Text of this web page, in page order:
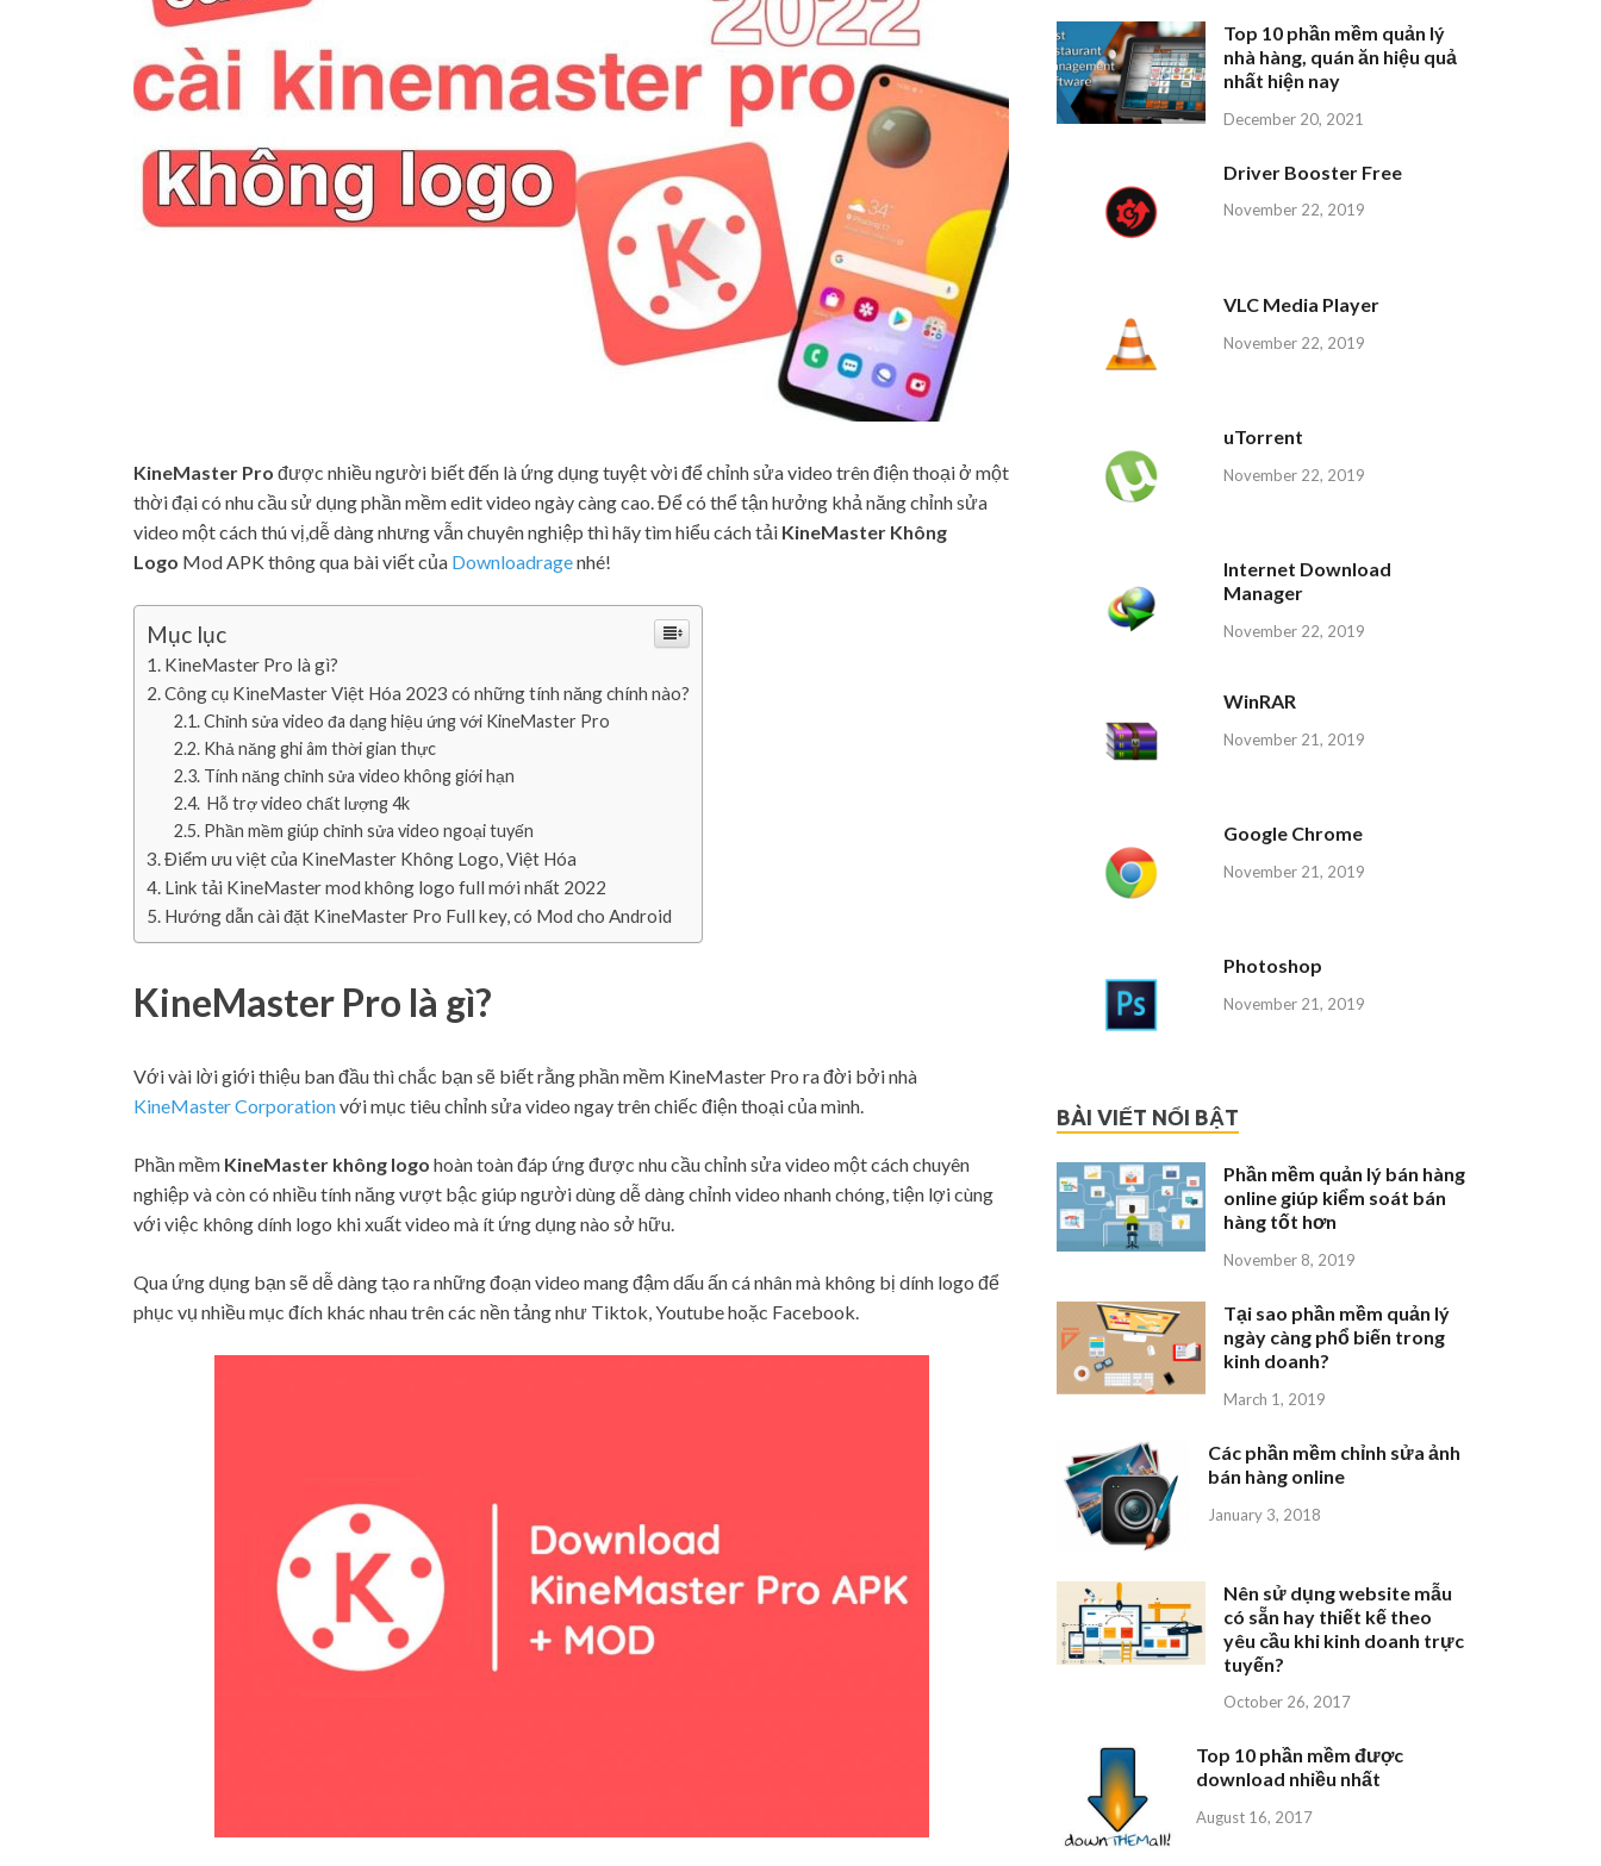
KineMaster Pro được nhiều người biết đến là ứng dụng tuyệt vời để chỉnh sửa video trên điện thoại ở một
thời đại có nhu cầu sử dụng phần mềm edit video ngày càng cao. Để có thể tận hưởng khả năng chỉnh sửa
video một cách thú vị,dễ dàng nhưng vẫn chuyên nghiệp thì hãy tìm hiểu cách tải KineMaster Không
Logo Mod APK thông qua bài viết của Downloadragenhé!
Mục lục
KineMaster Pro là gì?
Công cụ KineMaster Việt Hóa 2023 có những tính năng chính nào?
Chỉnh sửa video đa dạng hiệu ứng với KineMaster Pro
Khả năng ghi âm thời gian thực
Tính năng chỉnh sửa video không giới hạn
Hỗ trợ video chất lượng 4k
Phần mềm giúp chỉnh sửa video ngoại tuyến
Điểm ưu việt của KineMaster Không Logo, Việt Hóa
Link tải KineMaster mod không logo full mới nhất 2022
Hướng dẫn cài đặt KineMaster Pro Full key, có Mod cho Android
KineMaster Pro là gì?
Với vài lời giới thiệu ban đầu thì chắc bạn sẽ biết rằng phần mềm KineMaster Pro ra đời bởi nhà
KineMaster Corporationvới mục tiêu chỉnh sửa video ngay trên chiếc điện thoại của mình.
Phần mềm KineMaster không logo hoàn toàn đáp ứng được nhu cầu chỉnh sửa video một cách chuyên
nghiệp và còn có nhiều tính năng vượt bậc giúp người dùng dễ dàng chỉnh video nhanh chóng, tiện lợi cùng
với việc không dính logo khi xuất video mà ít ứng dụng nào sở hữu.
Qua ứng dụng bạn sẽ dễ dàng tạo ra những đoạn video mang đậm dấu ấn cá nhân mà không bị dính logo để
phục vụ nhiều mục đích khác nhau trên các nền tảng như Tiktok, Youtube hoặc Facebook.
Top 10 phần mềm quản lý
nhà hàng, quán ăn hiệu quả
nhất hiện nay
December 20, 2021
Driver Booster Free
November 22, 2019
VLC Media Player
November 22, 2019
uTorrent
November 22, 2019
Internet Download
Manager
November 22, 2019
WinRAR
November 21, 2019
Google Chrome
November 21, 2019
Photoshop
November 21, 2019
BÀI VIẾT NỔI BẬT
Phần mềm quản lý bán hàng
online giúp kiểm soát bán
hàng tốt hơn
November 8, 2019
Tại sao phần mềm quản lý
ngày càng phổ biến trong
kinh doanh?
March 1, 2019
Các phần mềm chỉnh sửa ảnh
bán hàng online
January 3, 2018
Nên sử dụng website mẫu
có sẵn hay thiết kế theo
yêu cầu khi kinh doanh trực
tuyến?
October 26, 2017
Top 10 phần mềm được
download nhiều nhất
August 16, 2017